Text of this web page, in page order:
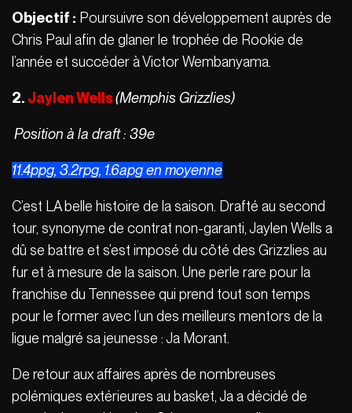
Objectif : Poursuivre son développement auprès de
Chris Paul afin de glaner le trophée de Rookie de
l’année et succéder à Victor Wembanyama.
2. Jaylen Wells(Memphis Grizzlies)
Position à la draft : 39e
11.4ppg, 3.2rpg, 1.6apg en moyenne
C’est LA belle histoire de la saison. Drafté au second
tour, synonyme de contrat non-garanti, Jaylen Wells a
dû se battre et s’est imposé du côté des Grizzlies au
fur et à mesure de la saison. Une perle rare pour la
franchise du Tennessee qui prend tout son temps
pour le former avec l’un des meilleurs mentors de la
ligue malgré sa jeunesse : Ja Morant.
De retour aux affaires après de nombreuses
polémiques extérieures au basket, Ja a décidé de